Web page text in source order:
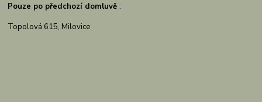
Pouze po předchozí domluvě :
Topolová 615, Milovice